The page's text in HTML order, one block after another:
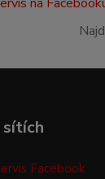
sítích
Facebook